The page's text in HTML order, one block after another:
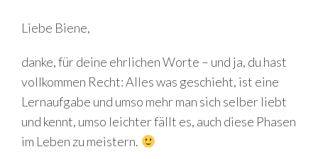
sLiebe Biene,
danke, für deine ehrlichen Worte – und ja, du hast
vollkommen Recht: Alles was geschieht, ist eine
Lernaufgabe und umso mehr man sich selber liebt
und kennt, umso leichter fällt es, auch diese Phasen
im Leben zu meistern.